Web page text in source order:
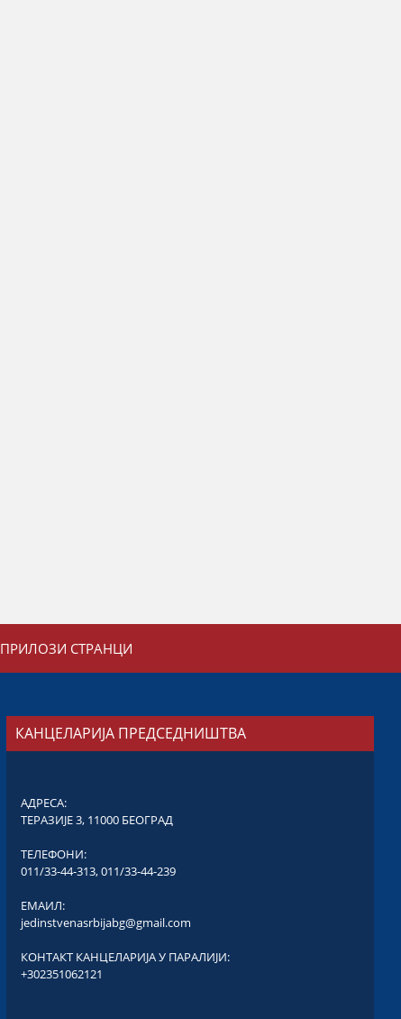
ПРИЛОЗИ СТРАНЦИ
КАНЦЕЛАРИЈА ПРЕДСЕДНИШТВА
АДРЕСА:
ТЕРАЗИЈЕ 3, 11000 БЕОГРАД
ТЕЛЕФОНИ:
011/33-44-313,011/33-44-239
ЕМАИЛ:
jedinstvenasrbijabg@gmail.com
КОНТАКТ КАНЦЕЛАРИЈА У ПАРАЛИЈИ:
+302351062121